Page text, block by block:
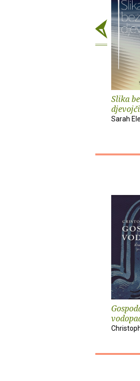
Slika
Sarah